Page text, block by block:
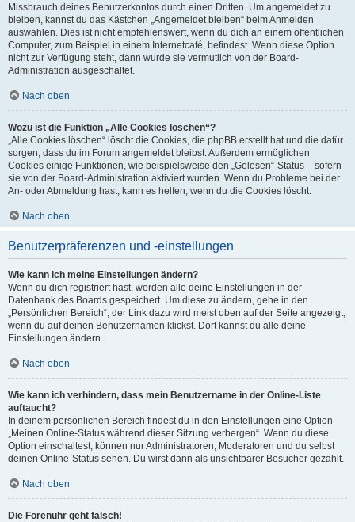
Missbrauch deines Benutzerkontos durch einen Dritten. Um angemeldet zu
bleiben, kannst du das Kästchen „Angemeldet bleiben“ beim Anmelden
auswählen. Dies ist nicht empfehlenswert, wenn du dich an einem öffentlichen
Computer, zum Beispiel in einem Internetcafé, befindest. Wenn diese Option
nicht zur Verfügung steht, dann wurde sie vermutlich von der Board-
Administration ausgeschaltet.
Nach oben
Wozu ist die Funktion „Alle Cookies löschen“?
„Alle Cookies löschen“ löscht die Cookies, die phpBB erstellt hat und die dafür
sorgen, dass du im Forum angemeldet bleibst. Außerdem ermöglichen
Cookies einige Funktionen, wie beispielsweise den „Gelesen“-Status – sofern
sie von der Board-Administration aktiviert wurden. Wenn du Probleme bei der
An- oder Abmeldung hast, kann es helfen, wenn du die Cookies löscht.
Nach oben
Benutzerpräferenzen und -einstellungen
Wie kann ich meine Einstellungen ändern?
Wenn du dich registriert hast, werden alle deine Einstellungen in der
Datenbank des Boards gespeichert. Um diese zu ändern, gehe in den
„Persönlichen Bereich“; der Link dazu wird meist oben auf der Seite angezeigt,
wenn du auf deinen Benutzernamen klickst. Dort kannst du alle deine
Einstellungen ändern.
Nach oben
Wie kann ich verhindern, dass mein Benutzername in der Online-Liste
auftaucht?
In deinem persönlichen Bereich findest du in den Einstellungen eine Option
„Meinen Online-Status während dieser Sitzung verbergen“. Wenn du diese
Option einschaltest, können nur Administratoren, Moderatoren und du selbst
deinen Online-Status sehen. Du wirst dann als unsichtbarer Besucher gezählt.
Nach oben
Die Forenuhr geht falsch!